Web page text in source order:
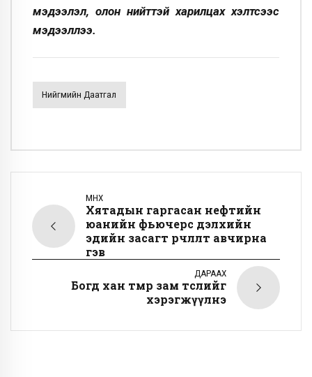
мэдээлэл, олон нийттэй харилцах хэлтсээс
мэдээллээ.
Нийгмийн Даатгал
ӨМНӨХ
Хятадын гаргасан нефтийн
юанийн фьючерс дэлхийн
эдийн засагт өөрчлөлт авчирна
гэв
ДАРААХ
Богд хан төмөр зам төслийг
хэрэгжүүлнэ